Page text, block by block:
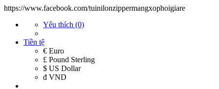
https://www.facebook.com/tuinilonzippermangxophoigiare
Yêu thích (0)
Tiền tệ
€ Euro
£ Pound Sterling
$ US Dollar
đ VND